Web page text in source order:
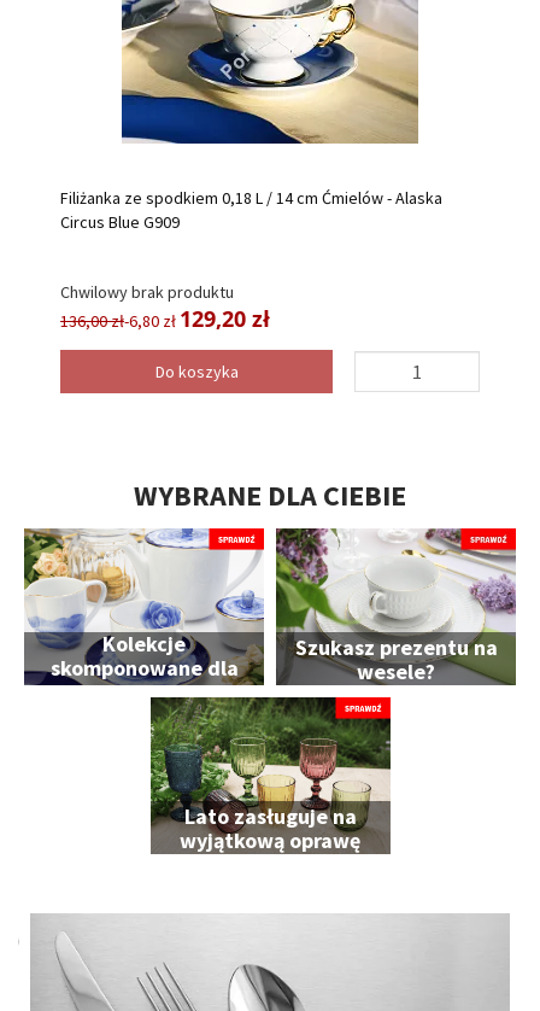
Filiżanka ze spodkiem 0,18 L / 14 cm Ćmielów - Alaska
Circus Blue G909
Chwilowy brak produktu
136,00 zł-6,80 zł 129,20 zł
Do koszyka
WYBRANE DLA CIEBIE
Kolekcje
skomponowane dla
Ciebie
Szukasz prezentu na
wesele?
Lato zasługuje na
wyjątkową oprawę